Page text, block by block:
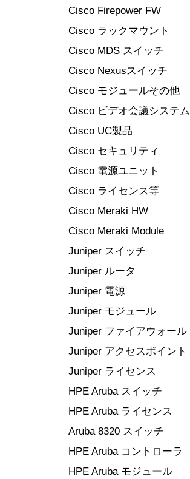
Cisco Firepower FW
Cisco ラックマウント
Cisco MDS スイッチ
Cisco Nexusスイッチ
Cisco モジュールその他
Cisco ビデオ会議システム
Cisco UC製品
Cisco セキュリティ
Cisco 電源ユニット
Cisco ライセンス等
Cisco Meraki HW
Cisco Meraki Module
Juniper スイッチ
Juniper ルータ
Juniper 電源
Juniper モジュール
Juniper ファイアウォール
Juniper アクセスポイント
Juniper ライセンス
HPE Aruba スイッチ
HPE Aruba ライセンス
Aruba 8320 スイッチ
HPE Aruba コントローラ
HPE Aruba モジュール